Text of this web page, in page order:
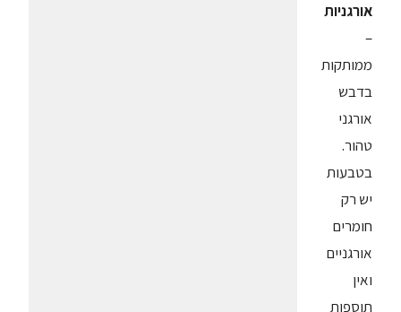
אורגניות
–
ממותקות
בדבש
אורגני
טהור.
בטבעות
יש רק
חומרים
אורגניים
ואין
תוספות